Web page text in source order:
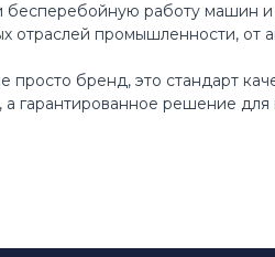
работу машин и
отраслей промышленности, от
просто бренд, это стандарт
гарантированное решение для